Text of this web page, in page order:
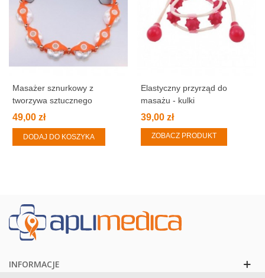
Masażer sznurkowy z
tworzywa sztucznego
49,00 zł
DODAJ DO KOSZYKA
Elastyczny przyrząd do
masażu - kulki
39,00 zł
ZOBACZ PRODUKT
INFORMACJE